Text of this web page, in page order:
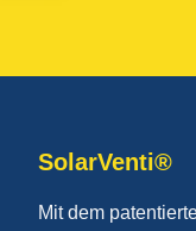
SolarVenti®
Mit dem